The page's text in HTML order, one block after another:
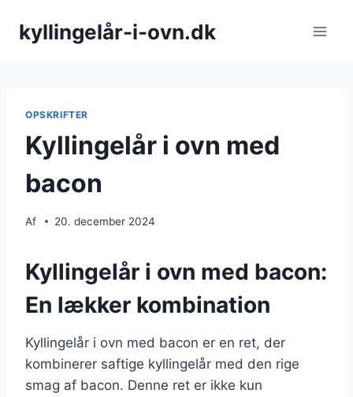
kyllingelår-i-ovn.dk
OPSKRIFTER
Kyllingelår i ovn med
bacon
Af 20. december 2024
Kyllingelår i ovn med bacon:
En lækker kombination
Kyllingelår i ovn med bacon er en ret, der
kombinerer saftige kyllingelår med den rige
smag af bacon. Denne ret er ikke kun